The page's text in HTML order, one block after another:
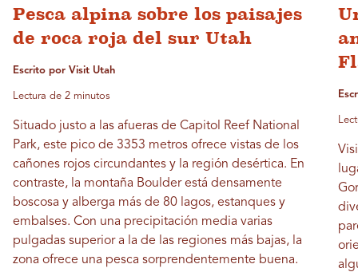
Pesca alpina sobre los paisajes
de roca roja del sur Utah
Escrito por Visit Utah
Lectura de 2 minutos
Situado justo a las afueras de Capitol Reef National
Park, este pico de 3353 metros ofrece vistas de los
cañones rojos circundantes y la región desértica. En
contraste, la montaña Boulder está densamente
boscosa y alberga más de 80 lagos, estanques y
embalses. Con una precipitación media varias
pulgadas superior a la de las regiones más bajas, la
zona ofrece una pesca sorprendentemente buena.